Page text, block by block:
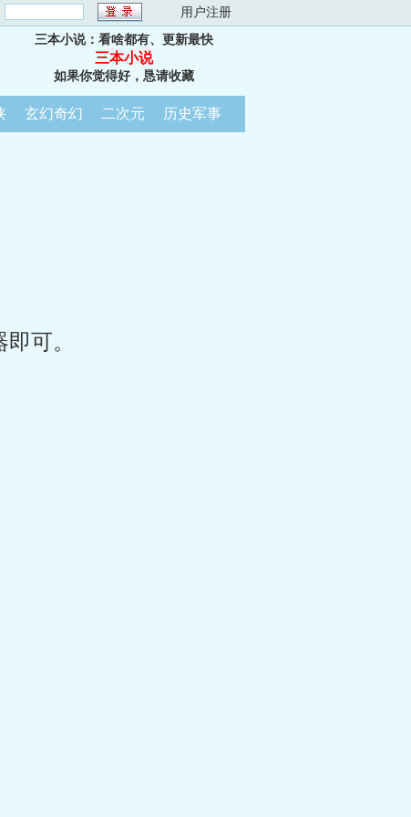
用户注册
三本小说：看啥都有、更新最快
三本小说
如果你觉得好，恳请收藏
玄幻奇幻 二次元 历史军事
可。